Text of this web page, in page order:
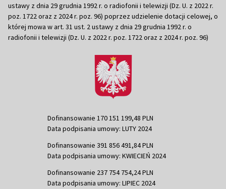
ustawy z dnia 29 grudnia 1992 r. o radiofonii i telewizji (Dz. U. z 2022 r.
poz. 1722 oraz z 2024 r. poz. 96) poprzez udzielenie dotacji celowej, o
której mowa w art. 31 ust. 2 ustawy z dnia 29 grudnia 1992 r. o
radiofonii i telewizji (Dz. U. z 2022 r. poz. 1722 oraz z 2024 r. poz. 96)
Dofinansowanie 170 151 199,48 PLN
Data podpisania umowy: LUTY 2024
Dofinansowanie 391 856 491,84 PLN
Data podpisania umowy: KWIECIEŃ 2024
Dofinansowanie 237 754 754,24 PLN
Data podpisania umowy: LIPIEC 2024